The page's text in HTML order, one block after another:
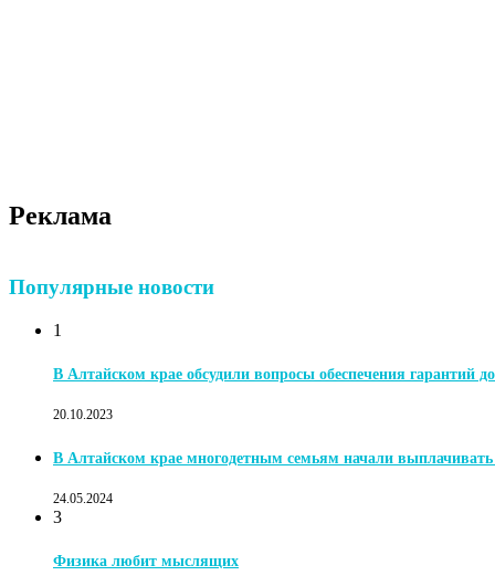
Реклама
Популярные новости
1
В Алтайском крае обсудили вопросы обеспечения гарантий
20.10.2023
В Алтайском крае многодетным семьям начали
24.05.2024
3
Физика любит мыслящих